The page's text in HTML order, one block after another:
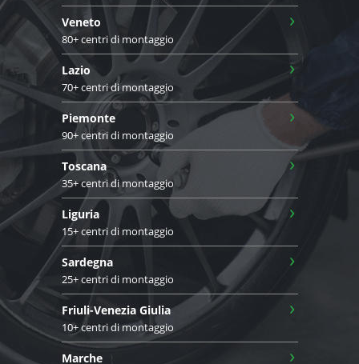
Veneto
80+ centri di montaggio
›
Lazio
70+ centri di montaggio
›
Piemonte
90+ centri di montaggio
›
Toscana
35+ centri di montaggio
›
Liguria
15+ centri di montaggio
›
Sardegna
25+ centri di montaggio
›
Friuli-Venezia Giulia
10+ centri di montaggio
›
Marche ›